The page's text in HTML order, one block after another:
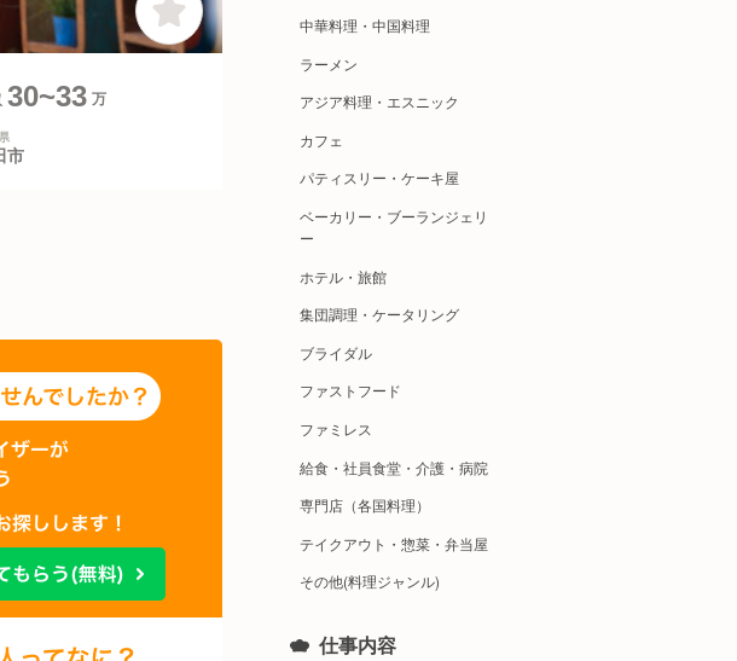
30~33
市
中華料理・中国料理
ラーメン
アジア料理・エスニック
カフェ
パティスリー・ケーキ屋
ベーカリー・ブーランジェリ
ー
ホテル・旅館
集団調理・ケータリング
ブライダル
ファストフード
ファミレス
給食・社員食堂・介護・病院
専門店（各国料理）
テイクアウト・惣菜・弁当屋
その他(料理ジャンル)
仕事内容